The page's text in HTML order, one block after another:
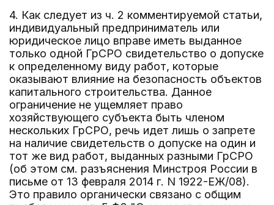
4. Как следует из ч. 2 комментируемой статьи,
индивидуальный предприниматель или
юридическое лицо вправе иметь выданное
только одной ГрСРО свидетельство о допуске
к определенному виду работ, которые
оказывают влияние на безопасность объектов
капитального строительства. Данное
ограничение не ущемляет право
хозяйствующего субъекта быть членом
нескольких ГрСРО, речь идет лишь о запрете
на наличие свидетельств о допуске на один и
тот же вид работ, выданных разными ГрСРО
(об этом см. разъяснения Минстроя России в
письме от 13 февраля 2014 г. N 1922-ЕЖ/08).
Это правило органически связано с общим